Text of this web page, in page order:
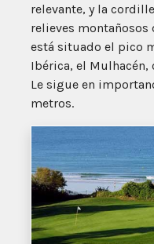
relevante, y la
relieves montañosos
está situado el pico
Ibérica, el
Le sigue en
metros.